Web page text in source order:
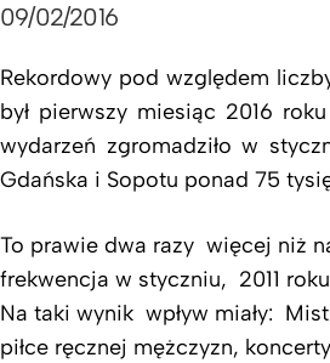
09/02/2016
Rekordowy pod względem
był pierwszy miesiąc 2016 roku
wydarzeń zgromadziło w
Gdańska i Sopotu ponad 75
To prawie dwa razy więcej niż
frekwencja w styczniu, 2011
Na taki wynik wpływ miały:
piłce ręcznej mężczyzn,